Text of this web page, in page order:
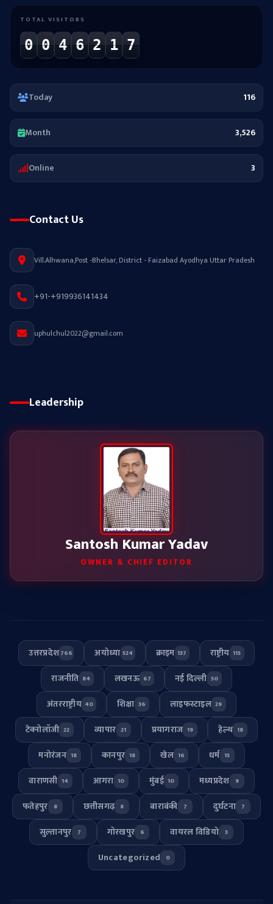
TOTAL VISITORS
0 0 4 6 2 1 7
Today 116
Month 3,526
Online 3
Contact Us
Vill.Alhwana,Post -Bhelsar, District - Faizabad Ayodhya Uttar Pradesh
+91-+919936141434
uphulchul2022@gmail.com
Leadership
Santosh Kumar Yadav
OWNER & CHIEF EDITOR
उत्तरप्रदेश766 अयोध्या 524 क्राइम 137 राष्ट्रीय 115
राजनीति 84 लखनऊ 67 नई दिल्ली 50
अंतरराष्ट्रीय 40 शिक्षा 36 लाइफस्टाइल 29
टेक्नोलॉजी 22 व्यापार 21 प्रयागराज 19 हेल्थ 18
मनोरंजन 18 कानपुर 18 खेल 16 धर्म 15
वाराणसी 14 आगरा 10 मुंबई 10 मध्यप्रदेश 9
फतेहपुर 8 छत्तीसगढ़ 8 बाराबंकी 7 दुर्घटना 7
सुल्तानपुर 7 गोरखपुर 6 वायरल विडियो 3
Uncategorized 0